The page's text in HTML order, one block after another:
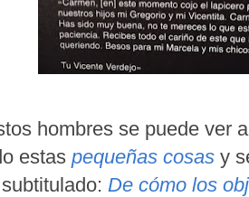
hombres se puede ver
estas pequeñas cosas y
De cómo los